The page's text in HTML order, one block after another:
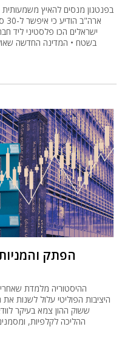
בפנטגון מנסים להאיץ
ישראלים הכו פלסטיני ליד
בשטח • המדינה החדשה
הפתק
ההיסטוריה מלמדת
היציבות הפוליטי עלול לשנות
ששוק ההון צמא בעיקר
ההליכה לקלפיות,